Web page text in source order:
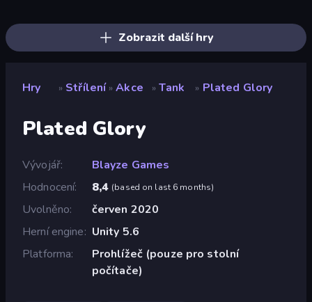
Zobrazit další hry
Hry » Střílení » Akce » Tank » Plated Glory
Plated Glory
Vývojář
Blayze Games
Hodnocení
8,4 (based on last 6 months)
Uvolněno
červen 2020
Herní engine
Unity 5.6
Platforma
Prohlížeč (pouze pro stolní
počítače)